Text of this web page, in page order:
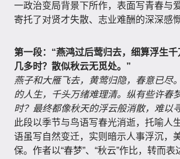
一政治变局背景下所作，表面写青春与
寄托了对贤才失散、志业难酬的深深感慨
第一段：“燕鸿过后莺归去，细算浮生
几多时？散似秋云无觅处。”
燕子和大雁飞去，黄莺归隐，春意已尽
的人生，千头万绪难理清。纵有些许春
时？最终都像秋天的浮云般消散，难以寻
此段以季节与鸟语写春光消逝，托喻人
语虽写自然变迁，实则暗示人事浮沉，
保。作者以“春梦”、“秋云”作比，转而